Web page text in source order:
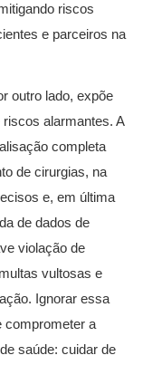
riscos
e parceiros na
outro lado, expõe
alarmantes. A
completa
de cirurgias, na
e, em última
de dados de
violação de
vultosas e
Ignorar essa
comprometer a
saúde: cuidar de